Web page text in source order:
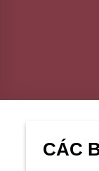
CÁC